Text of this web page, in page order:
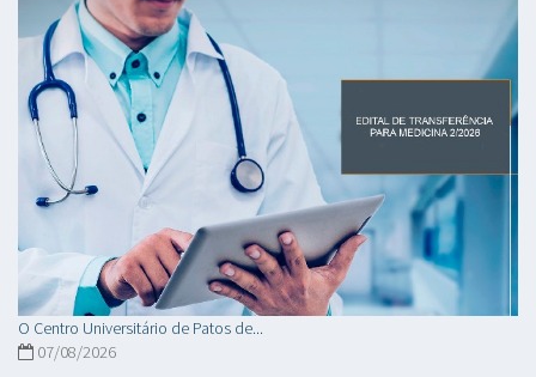
O Centro Universitário de Patos de...
07/08/2026